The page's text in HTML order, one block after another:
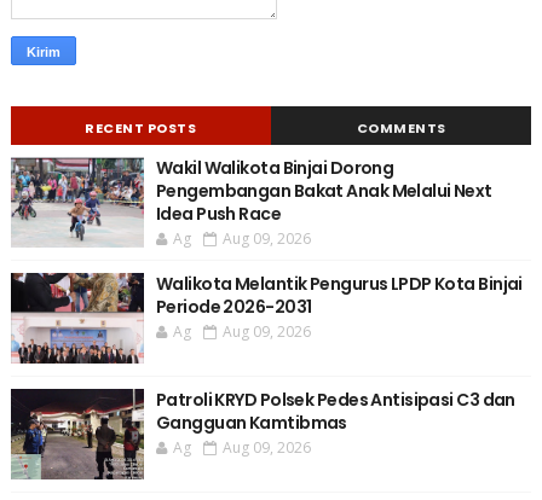
RECENT POSTS COMMENTS
Wakil Walikota Binjai Dorong
Pengembangan Bakat Anak Melalui Next
Idea Push Race
Ag Aug 09, 2026
Walikota Melantik Pengurus LPDP Kota Binjai
Periode 2026-2031
Ag Aug 09, 2026
Patroli KRYD Polsek Pedes Antisipasi C3 dan
Gangguan Kamtibmas
Ag Aug 09, 2026